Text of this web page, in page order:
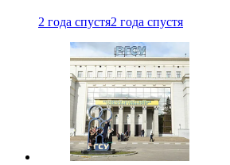
2 года спустя2 года спустя